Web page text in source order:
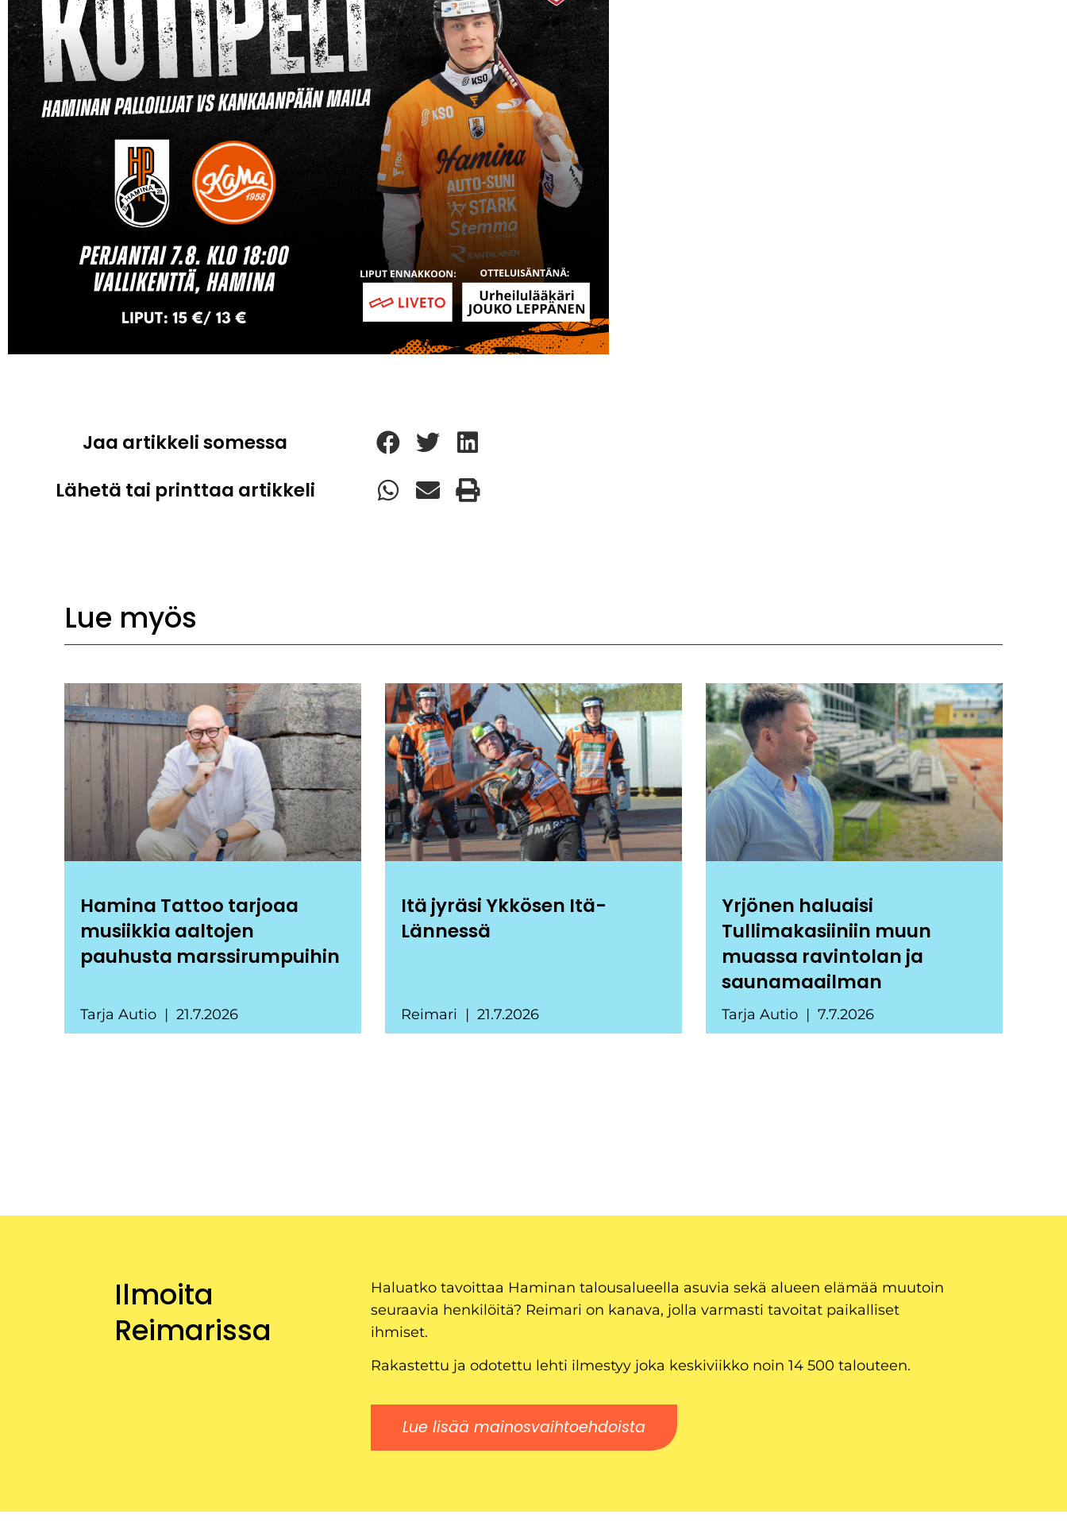
Jaa artikkeli somessa
Lähetä tai printtaa artikkeli
Lue myös
Hamina Tattoo tarjoaa
musiikkia aaltojen
pauhusta marssirumpuihin
Tarja Autio 21.7.2026
Itä jyräsi Ykkösen Itä-
Lännessä
Reimari 21.7.2026
Yrjönen haluaisi
Tullimakasiiniin muun
muassa ravintolan ja
saunamaailman
Tarja Autio 7.7.2026
Ilmoita
Reimarissa
Haluatko tavoittaa Haminan talousalueella asuvia sekä alueen elämää muutoin
seuraavia henkilöitä? Reimari on kanava, jolla varmasti tavoitat paikalliset
ihmiset.
Rakastettu ja odotettu lehti ilmestyy joka keskiviikko noin 14 500 talouteen.
Lue lisää mainosvaihtoehdoista